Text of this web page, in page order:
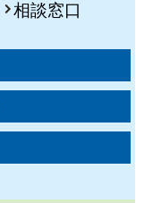
相談窓口